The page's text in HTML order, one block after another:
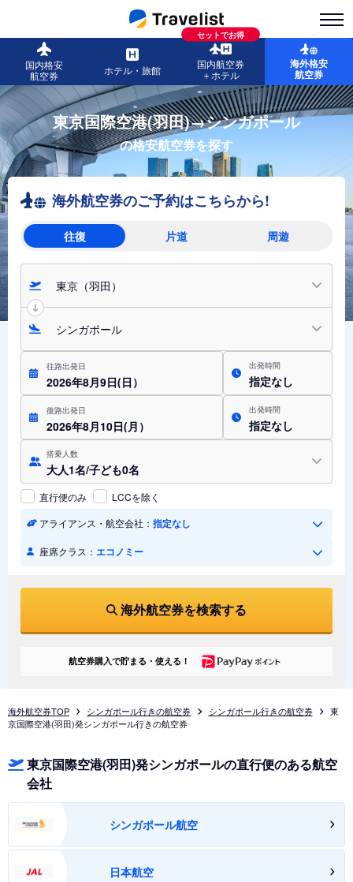
国内格安
航空券
ホテル・旅館
セットでお得
国内航空券
＋ホテル
海外格安
航空券
東京国際空港(羽田)→シンガポール
の格安航空券を探す
海外航空券のご予約はこちらから!
往復 片道 周遊
東京（羽田）
シンガポール
往路出発日
2026年8月9日(日）
出発時間
指定なし
復路出発日
2026年8月10日(月）
出発時間
指定なし
搭乗人数
大人1名/子ども0名
直行便のみ
LCCを除く
アライアンス・航空会社： 指定なし
座席クラス： エコノミー
海外航空券を検索する
航空券購入で貯まる・使える！
海外航空券TOP シンガポール行きの航空券 シンガポール行きの航空券
東
京国際空港(羽田)発シンガポール行きの航空券
東京国際空港(羽田)発シンガポールの直行便のある航空
会社
シンガポール航空
日本航空